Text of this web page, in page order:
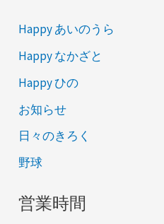
Happy あいのうら
Happy なかざと
Happy ひの
お知らせ
日々のきろく
野球
営業時間